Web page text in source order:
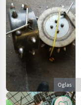
Oglas